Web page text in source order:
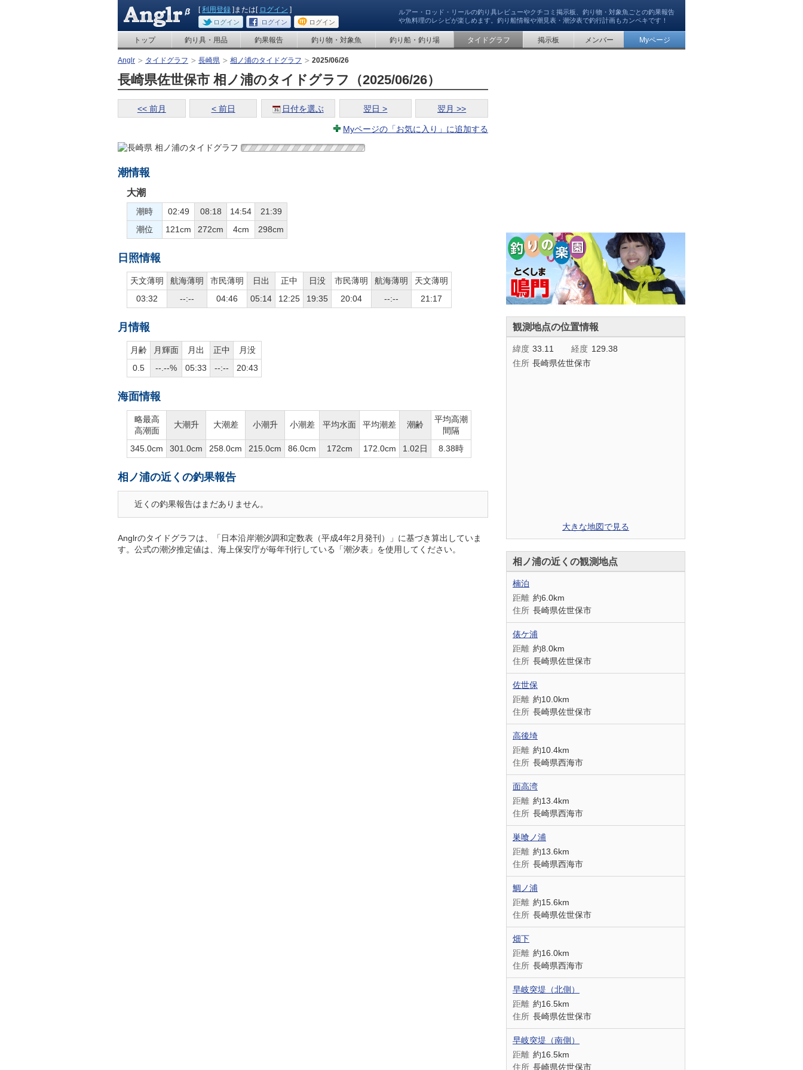
ルアー・ロッド・リールの釣り具レビューやクチコミ掲示板、釣り物・対象魚ごとの釣果報告
や魚料理のレシピが楽しめます。釣り船情報や潮見表・潮汐表で釣行計画もカンペキです！
[利用登録 ]または[ ログイン ]
ログイン ログイン ログイン
トップ 釣り具・用品 釣果報告 釣り物・対象魚 釣り船・釣り場 タイドグラフ 掲示板 メンバー Myページ
Anglr タイドグラフ 長崎県 相ノ浦のタイドグラフ 2025/06/26
長崎県佐世保市 相ノ浦のタイドグラフ（2025/06/26）
<< 前月 < 前日 日付を選ぶ 翌月 >>
翌日 >
Myページの「お気に入り」に追加する
潮情報
大潮
潮時 02:49 08:18 14:54
21:39
潮位
121cm 272cm 4cm 298cm
日照情報
天文薄明 航海薄明 市民薄明 日出 正中 日没 市民薄明 航海薄明
天文薄明
03:32
--:-- 04:46 05:14 12:25 19:35 20:04 --:-- 21:17
月情報
月齢 月輝面 月出 正中
月没
0.5
--.--% 05:33 --:-- 20:43
海面情報
略最高
高潮面
大潮升 大潮差 小潮升 小潮差 平均水面 平均潮差 潮齢
平均高潮
間隔
345.0cm
301.0cm 258.0cm 215.0cm 86.0cm 172cm 172.0cm 1.02日 8.38時
相ノ浦の近くの釣果報告
近くの釣果報告はまだありません。
Anglrのタイドグラフは、「日本沿岸潮汐調和定数表（平成4年2月発刊）」に基づき算出していま
す。公式の潮汐推定値は、海上保安庁が毎年刊行している「潮汐表」を使用してください。
観測地点の位置情報
緯度 33.11 経度 129.38
住所 長崎県佐世保市
大きな地図で見る
相ノ浦の近くの観測地点
楠泊
距離 約6.0km
住所 長崎県佐世保市
俵ケ浦
距離 約8.0km
住所 長崎県佐世保市
佐世保
距離 約10.0km
住所 長崎県佐世保市
高後埼
距離 約10.4km
住所 長崎県西海市
面高湾
距離 約13.4km
住所 長崎県西海市
巣喰ノ浦
距離 約13.6km
住所 長崎県西海市
鯛ノ浦
距離 約15.6km
住所 長崎県佐世保市
畑下
距離 約16.0km
住所 長崎県西海市
早岐突堤（北側）
距離 約16.5km
住所 長崎県佐世保市
早岐突堤（南側）
距離 約16.5km
住所 長崎県佐世保市